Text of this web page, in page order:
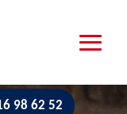
98 62 52